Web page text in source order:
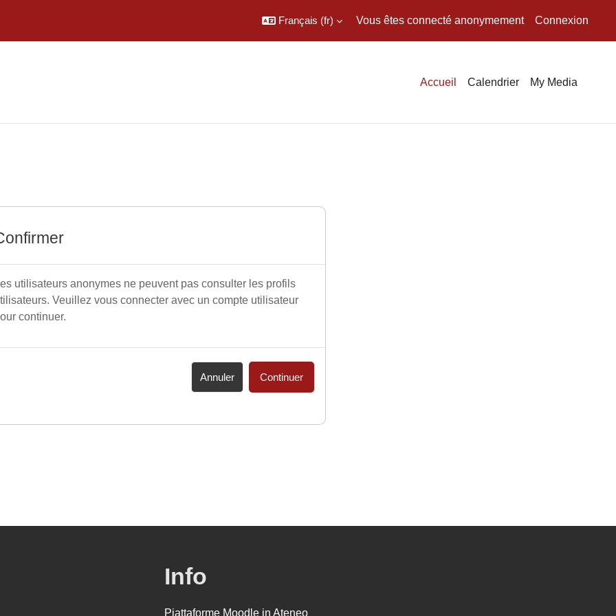
Français ‎(fr)‎ Vous êtes connecté anonymement Connexion
Accueil Calendrier My Media
utilisateurs anonymes ne peuvent pas consulter les profils
Veuillez vous connecter avec un compte utilisateur
continuer.
Annuler Continuer
Info
Piattaforme Moodle in Ateneo